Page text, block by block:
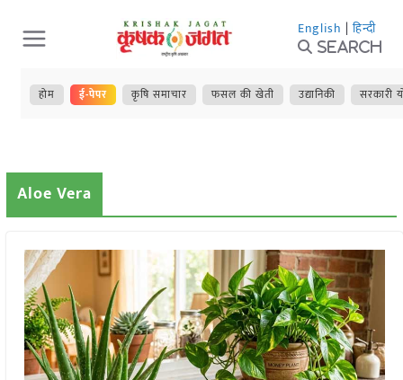
Skip
to
content
English | हिन्दी
Search
होम ई-पेपर कृषि समाचार फसल की खेती उद्यानिकी सरकारी
Aloe Vera